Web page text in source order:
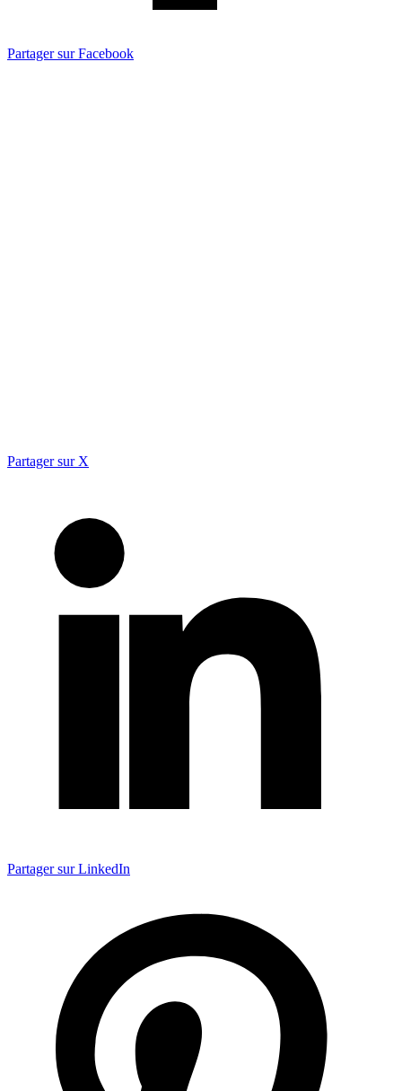
Partager sur Facebook
Partager sur X
Partager sur LinkedIn